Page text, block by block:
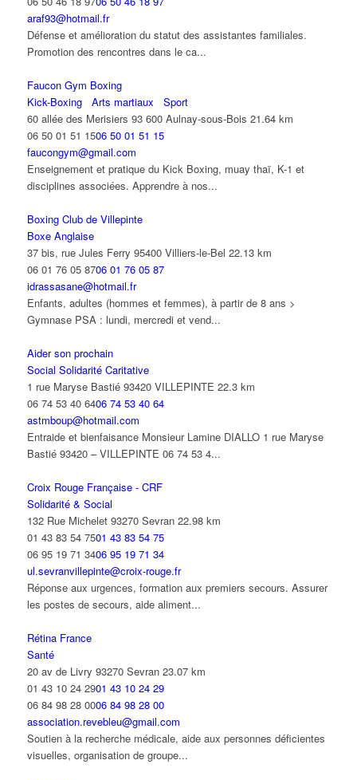
araf93@hotmail.fr
Défense et amélioration du statut des assistantes familiales.
Promotion des rencontres dans le ca...
Faucon Gym Boxing
Kick-Boxing
Arts martiaux
Sport
60 allée des Merisiers 93 600 Aulnay-sous-Bois 21.64 km
06 50 01 51 1506 50 01 51 15
faucongym@gmail.com
Enseignement et pratique du Kick Boxing, muay thaï, K-1 et
disciplines associées. Apprendre à nos...
Boxing Club de Villepinte
Boxe Anglaise
37 bis, rue Jules Ferry 95400 Villiers-le-Bel 22.13 km
06 01 76 05 8706 01 76 05 87
idrassasane@hotmail.fr
Enfants, adultes (hommes et femmes), à partir de 8 ans >
Gymnase PSA : lundi, mercredi et vend...
Aider son prochain
Social Solidarité Caritative
1 rue Maryse Bastié 93420 VILLEPINTE 22.3 km
06 74 53 40 6406 74 53 40 64
astmboup@hotmail.com
Entraide et bienfaisance Monsieur Lamine DIALLO 1 rue Maryse
Bastié 93420 – VILLEPINTE 06 74 53 4...
Croix Rouge Française - CRF
Solidarité & Social
132 Rue Michelet 93270 Sevran 22.98 km
01 43 83 54 7501 43 83 54 75
06 95 19 71 3406 95 19 71 34
ul.sevranvillepinte@croix-rouge.fr
Réponse aux urgences, formation aux premiers secours. Assurer
les postes de secours, aide aliment...
Rétina France
Santé
20 av de Livry 93270 Sevran 23.07 km
01 43 10 24 2901 43 10 24 29
06 84 98 28 0006 84 98 28 00
association.revebleu@gmail.com
Soutien à la recherche médicale, aide aux personnes déficientes
visuelles, organisation de groupe...